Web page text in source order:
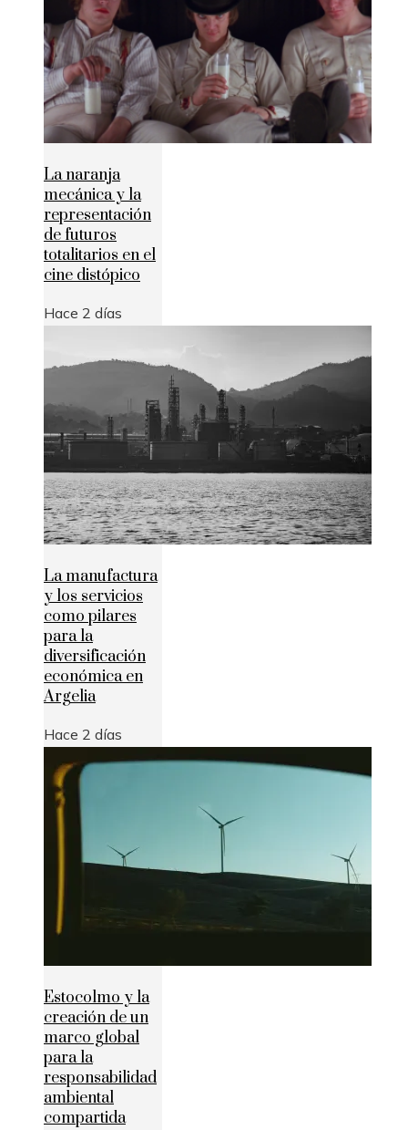
La naranja
mecánica y la
representación
de futuros
totalitarios en el
cine distópico
Hace 2 días
La manufactura
y los servicios
como pilares
para la
diversificación
económica en
Argelia
Hace 2 días
Estocolmo y la
creación de un
marco global
para la
responsabilidad
ambiental
compartida